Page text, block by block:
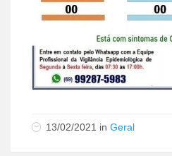
13/02/2021 in Geral